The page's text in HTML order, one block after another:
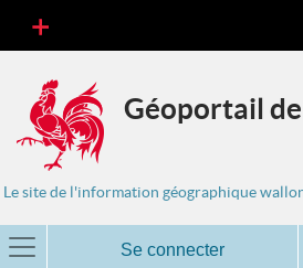
Géoportail
Le site de l'information géographique
Se connecter